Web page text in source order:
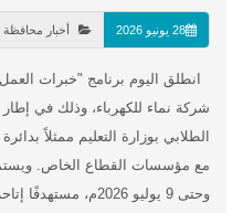
28 يونيو 2026 أخبار
انطلق اليوم برنامج "خبرات
شركة نماء للكهرباء، وذلك في إطار
الطلابي بوزارة التعليم ممثلاً
وحتى 9 يوليو 2026م، مستهدفًا إتاحة الفرصة لطلبة المدارس ...